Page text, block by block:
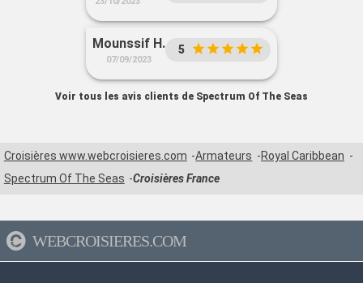
Mounssif H.
07/09/2023
5
Voir tous les avis clients de Spectrum Of The Seas
Croisières www.webcroisieres.com Armateurs
Royal Caribbean
Spectrum Of The Seas
Croisières France
WEBCROISIERES.COM